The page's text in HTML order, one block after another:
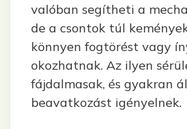
valóban segítheti a
de a csontok túl
könnyen fogtörést vagy
okozhatnak. Az ilyen
fájdalmasak, és gyakran
beavatkozást igényelnek.